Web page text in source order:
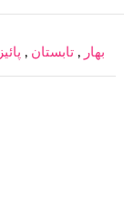
بهار , تابستان , پائیز